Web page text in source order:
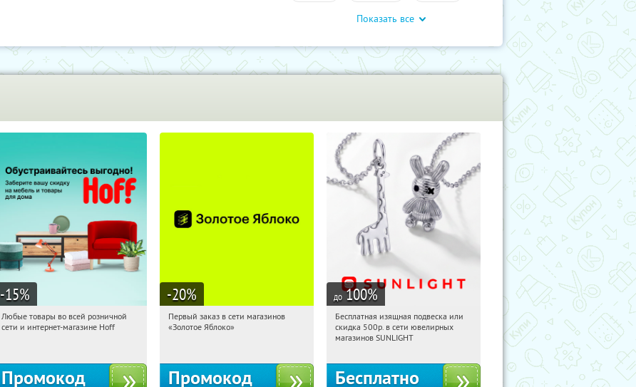
Для дома и дачи
ПолучиКупон
Показать все
-15%
12:54:18 Получили:
Любые товары во всей розничной
сети и интернет-магазине Hoff
Промокод
-20%
12:54:18
Получи первым!
Первый заказ в сети магазинов
«Золотое Яблоко»
Промокод
до 100%
12:54:18 Получили:
Россия
Бесплатная изящная подвеска или
скидка 500р. в сети ювелирных
магазинов SUNLIGHT
Бесплатно